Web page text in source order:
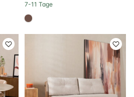
7-11 Tage
#6e5148